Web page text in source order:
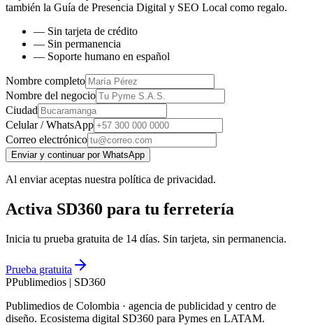
también la Guía de Presencia Digital y SEO Local como regalo.
— Sin tarjeta de crédito
— Sin permanencia
— Soporte humano en español
Nombre completo
Nombre del negocio
Ciudad
Celular / WhatsApp
Correo electrónico
Enviar y continuar por WhatsApp
Al enviar aceptas nuestra política de privacidad.
Activa SD360 para tu ferretería
Inicia tu prueba gratuita de 14 días. Sin tarjeta, sin permanencia.
Prueba gratuita
PPublimedios | SD360
Publimedios de Colombia · agencia de publicidad y centro de
diseño. Ecosistema digital SD360 para Pymes en LATAM.